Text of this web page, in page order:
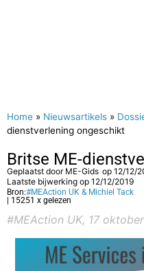
Home » Nieuwsartikels »
dienstverlening ongeschikt
Britse ME-
Geplaatst door ME-Gids op 12/12/
Laatste bijwerking op 12/12/2019
Bron:#MEAction UK & Michiel Tack
| 15251 x gelezen
#MEAction UK, 17